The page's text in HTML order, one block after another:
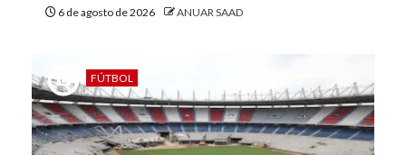
6 de agosto de 2026 ANUAR SAAD
FÚTBOL